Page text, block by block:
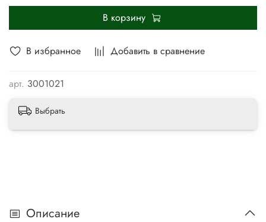
В избранное Добавить в сравнение
арт. 3001021
В корзину
Выбрать
Описание